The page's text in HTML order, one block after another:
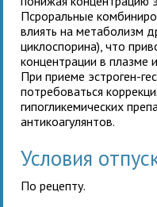
Псроральные
влиять на метаболизм
циклоспорина), что
концентрации в плазме
При приеме эстроген-
потребоваться
гипогликемических
антикоагулянтов.
Условия
По рецепту.